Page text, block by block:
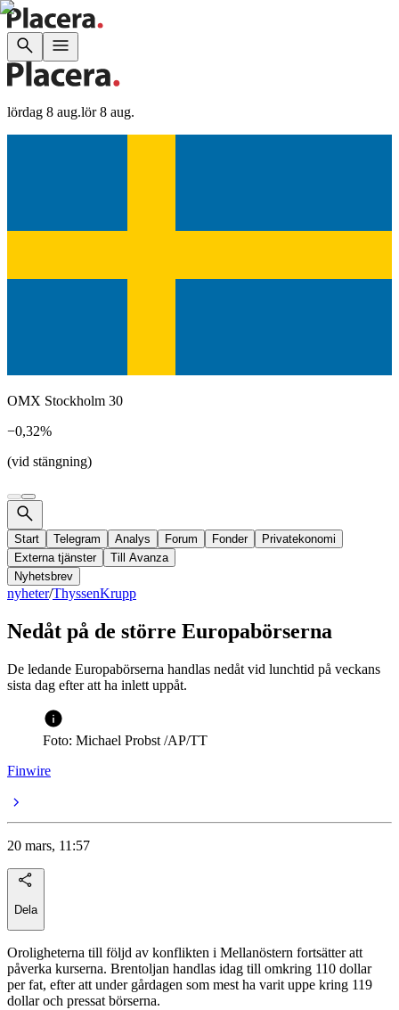
lördag 8 aug.lör 8 aug.
OMX Stockholm 30
−0,32%
(vid stängning)
Start Telegram Analys Forum Fonder
Privatekonomi
Externa tjänster
Till Avanza
Nyhetsbrev
nyheter/ThyssenKrupp
Nedåt på de större Europabörserna
De ledande Europabörserna handlas nedåt vid lunchtid på veckans
sista dag efter att ha inlett uppåt.
Foto: Michael Probst /AP/TT
Finwire
20 mars, 11:57
Dela
Oroligheterna till följd av konflikten i Mellanöstern fortsätter att
påverka kurserna. Brentoljan handlas idag till omkring 110 dollar
per fat, efter att under gårdagen som mest ha varit uppe kring 119
dollar och pressat börserna.